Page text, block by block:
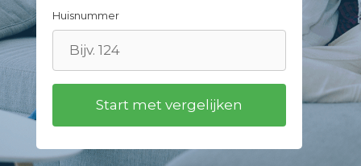
Huisnummer